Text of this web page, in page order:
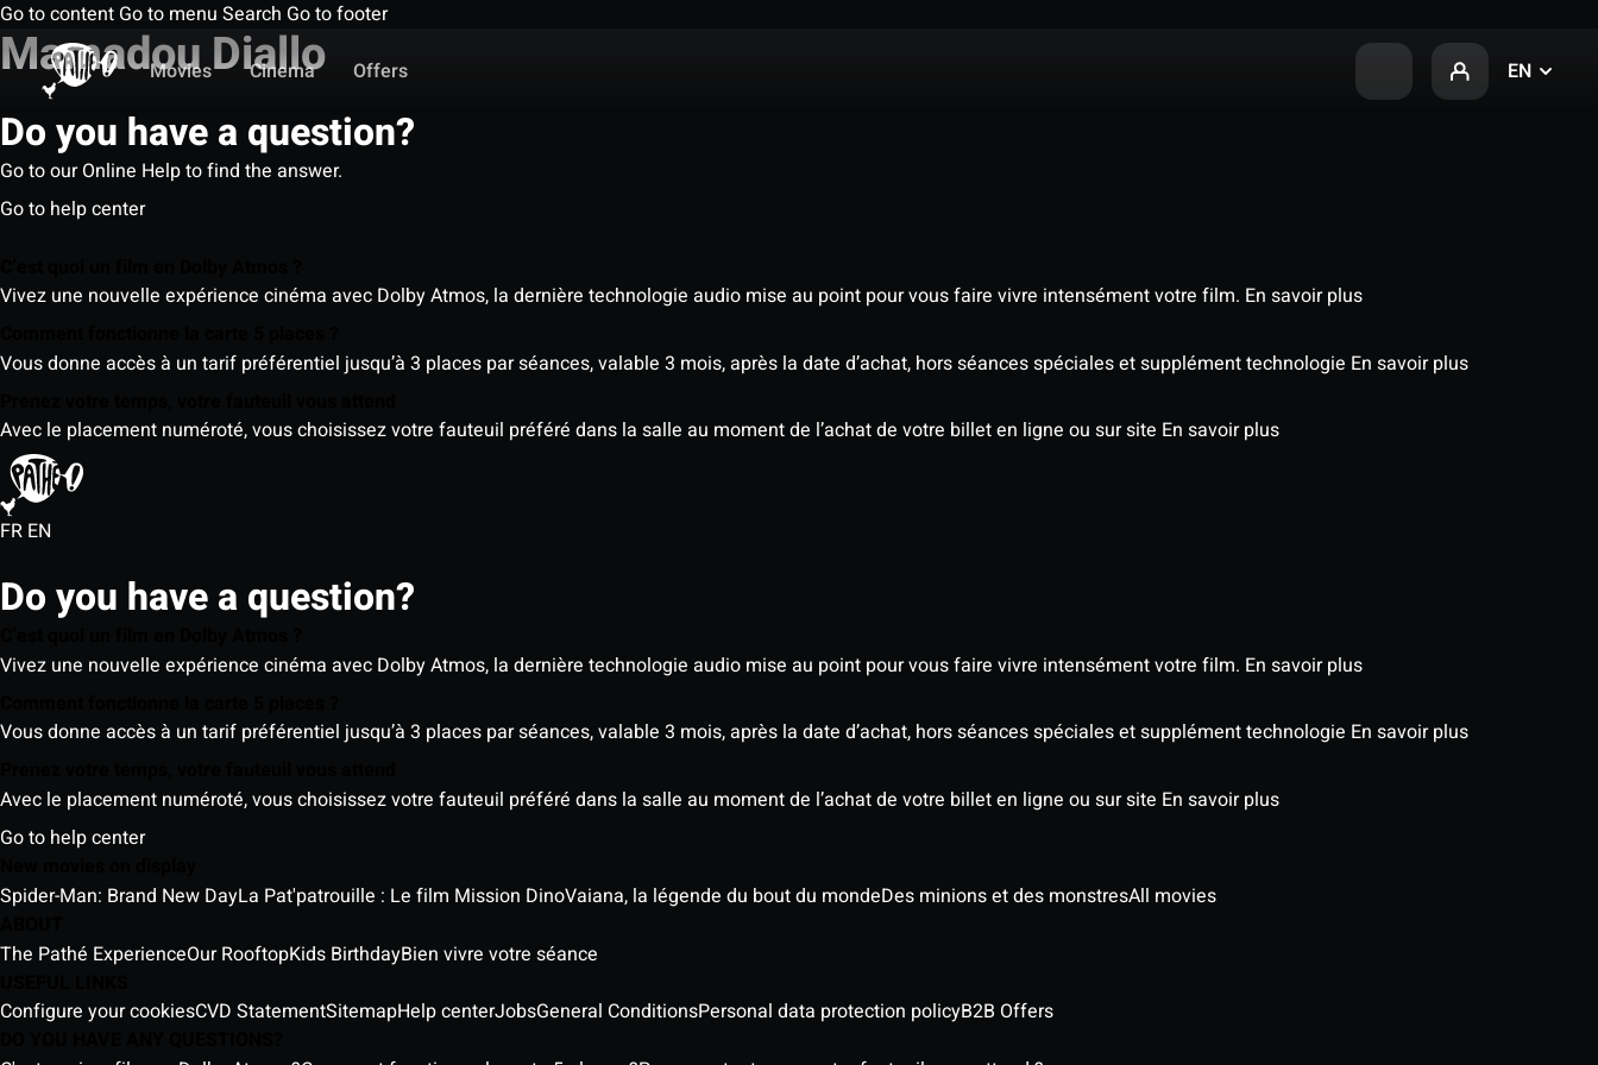
Go to content Go to menu Search Go to footer
Movies
Cinema Offers EN
Mamadou Diallo
Do you have a question?
Go to our Online Help to find the answer.
Go to help center
Vivez une nouvelle expérience cinéma avec Dolby Atmos, la dernière technologie audio mise au point pour vous faire vivre intensément votre film. En savoir plus
Vous donne accès à un tarif préférentiel jusqu’à 3 places par séances, valable 3 mois, après la date d’achat, hors séances spéciales et supplément technologie En savoir plus
Avec le placement numéroté, vous choisissez votre fauteuil préféré dans la salle au moment de l’achat de votre billet en ligne ou sur site En savoir plus
FR EN
Do you have a question?
Vivez une nouvelle expérience cinéma avec Dolby Atmos, la dernière technologie audio mise au point pour vous faire vivre intensément votre film. En savoir plus
Vous donne accès à un tarif préférentiel jusqu’à 3 places par séances, valable 3 mois, après la date d’achat, hors séances spéciales et supplément technologie En savoir plus
Avec le placement numéroté, vous choisissez votre fauteuil préféré dans la salle au moment de l’achat de votre billet en ligne ou sur site En savoir plus
Go to help center
Spider-Man: Brand New DayLa Pat'patrouille : Le film Mission DinoVaiana, la légende du bout du mondeDes minions et des monstresAll movies
The Pathé ExperienceOur RooftopKids BirthdayBien vivre votre séance
Configure your cookiesCVD StatementSitemapHelp centerJobsGeneral ConditionsPersonal data protection policyB2B Offers